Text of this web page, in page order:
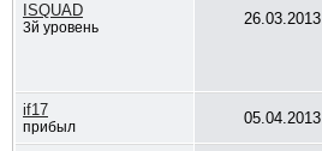
ISQUAD
3й уровень 26.03.2013
if17
прибыл 05.04.2013